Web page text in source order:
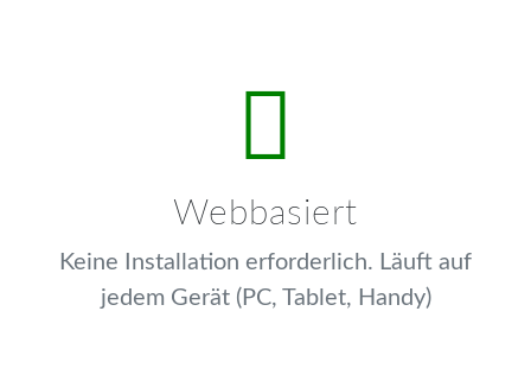
Webbasiert
Keine Installation erforderlich. Läuft auf
jedem Gerät (PC, Tablet, Handy)